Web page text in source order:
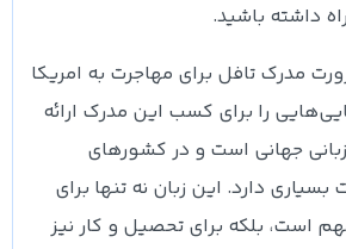
داشته باشید.
مدرک تافل برای مهاجرت به امریکا
را برای کسب این مدرک ارائه
جهانی است و در کشورهای
دارد. این زبان نه تنها برای
مهم است، بلکه برای تحصیل و کار نیز